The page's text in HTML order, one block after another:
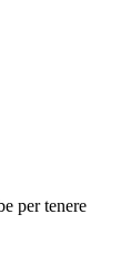
per tenere